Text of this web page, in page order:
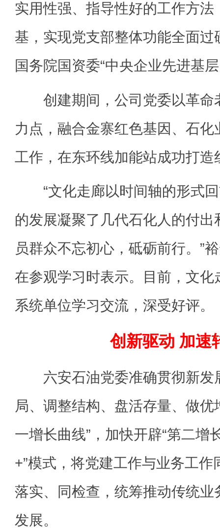
实用性强、指导性好的工作方法
基，实现党支部整体功能全面
国务院国资委“中央企业先进基
创建期间，公司党委以革命
力点，融合金寨红色基因、石
工作，在东环线加能站成功打造
“文化走廊以时间轴的形式回
的发展凝聚了几代石化人的付
员群众不忘初心，砥砺前行。”
在参观学习时表示。目前，文化
系统单位学习交流，深受好评。
创新驱动 加速
六安石油党委准确贯彻新发
局、调整结构、盘活存量、做优
一增长曲线”，加快开辟“第二增
+”模式，将党建工作与业务工
落实、同检查，统筹推动传统业
发展。